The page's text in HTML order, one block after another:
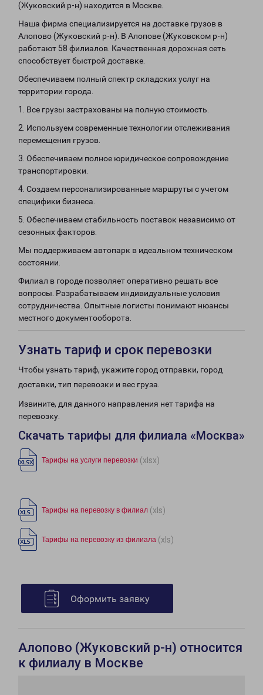
(Жуковский р-н) находится в Москве.
Наша фирма специализируется на доставке грузов в
Алопово (Жуковский р-н). В Алопове (Жуковском р-н)
работают 58 филиалов. Качественная дорожная сеть
способствует быстрой доставке.
Обеспечиваем полный спектр складских услуг на
территории города.
1. Все грузы застрахованы на полную стоимость.
2. Используем современные технологии отслеживания
перемещения грузов.
3. Обеспечиваем полное юридическое сопровождение
транспортировки.
4. Создаем персонализированные маршруты с учетом
специфики бизнеса.
5. Обеспечиваем стабильность поставок независимо от
сезонных факторов.
Мы поддерживаем автопарк в идеальном техническом
состоянии.
Филиал в городе позволяет оперативно решать все
вопросы. Разрабатываем индивидуальные условия
сотрудничества. Опытные логисты понимают нюансы
местного документооборота.
Узнать тариф и срок перевозки
Чтобы узнать тариф, укажите город отправки, город
доставки, тип перевозки и вес груза.
Извините, для данного направления нет тарифа на
перевозку.
Скачать тарифы для филиала «Москва»
Тарифы на услуги перевозки (xlsx)
Тарифы на перевозку в филиал (xls)
Тарифы на перевозку из филиала (xls)
Оформить заявку
Алопово (Жуковский р-н) относится
к филиалу в Москве